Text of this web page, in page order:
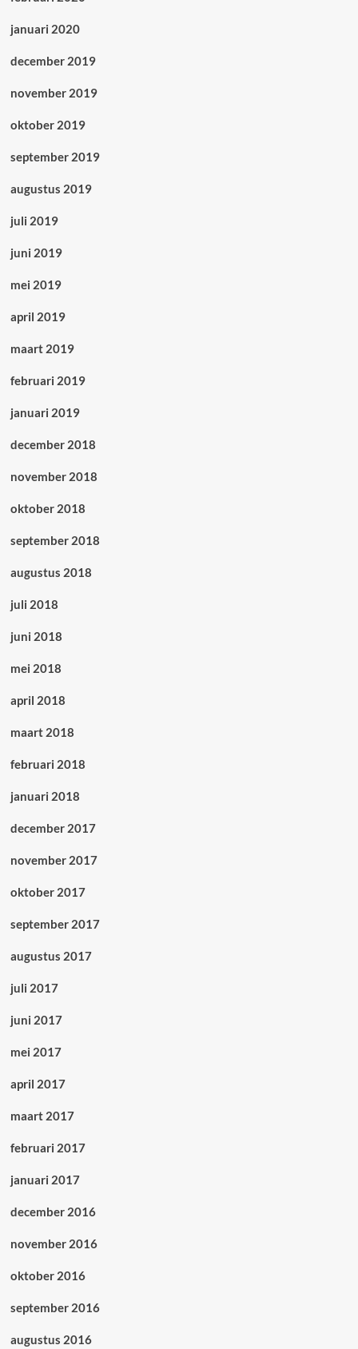
januari 2020
december 2019
november 2019
oktober 2019
september 2019
augustus 2019
juli 2019
juni 2019
mei 2019
april 2019
maart 2019
februari 2019
januari 2019
december 2018
november 2018
oktober 2018
september 2018
augustus 2018
juli 2018
juni 2018
mei 2018
april 2018
maart 2018
februari 2018
januari 2018
december 2017
november 2017
oktober 2017
september 2017
augustus 2017
juli 2017
juni 2017
mei 2017
april 2017
maart 2017
februari 2017
januari 2017
december 2016
november 2016
oktober 2016
september 2016
augustus 2016